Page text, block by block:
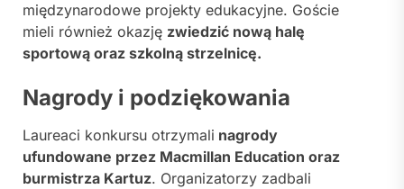
międzynarodowe projekty edukacyjne. Goście
mieli również okazję zwiedzić nową halę
sportową oraz szkolną strzelnicę.
Nagrody i podziękowania
Laureaci konkursu otrzymali nagrody
ufundowane przez Macmillan Education oraz
burmistrza Kartuz. Organizatorzy zadbali